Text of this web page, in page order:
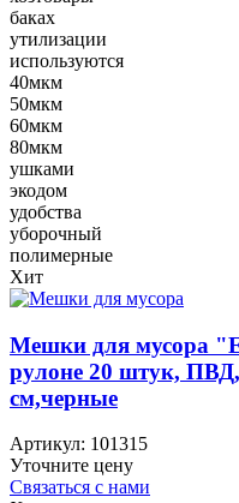
баках
утилизации
используются
40мкм
50мкм
60мкм
80мкм
ушками
экодом
удобства
уборочный
полимерные
Хит
Мешки для мусора
рулоне 20 штук,
см,черные
Артикул: 101315
Уточните цену
Связаться с нами